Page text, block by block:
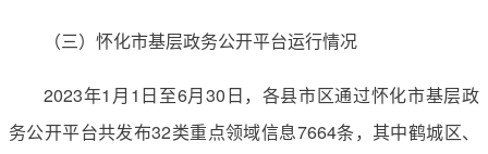
（三）怀化市基层政务公开平台运行情况
2023年1月1日至6月30日，各县市区通过怀化市基层政
务公开平台共发布32类重点领域信息7664条，其中鹤城区、